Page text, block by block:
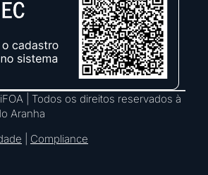
| Todos os direitos reservados à
Aranha
Compliance